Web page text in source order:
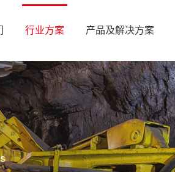
行业方案 产品及解决方案